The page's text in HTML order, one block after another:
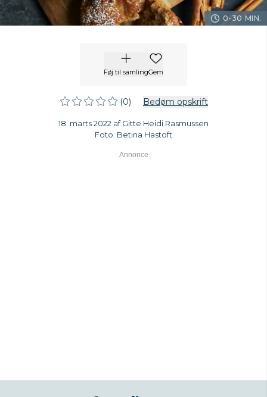
0-30 MIN.
Føj til samlingGem
(0) Bedøm opskrift
18. marts 2022 af Gitte Heidi Rasmussen
Foto: Betina Hastoft